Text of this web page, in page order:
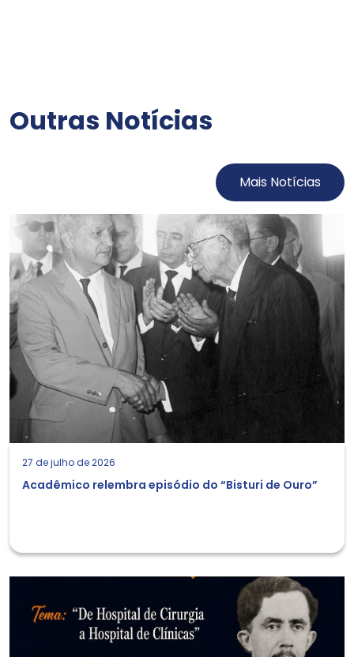
Outras Notícias
Mais Notícias
27 de julho de 2026
Acadêmico relembra episódio do “Bisturi de Ouro”